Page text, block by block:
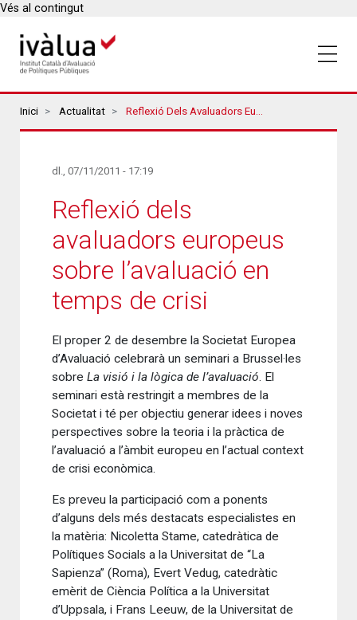
Vés al contingut
Breadcrumbs
Inici Actualitat Reflexió Dels Avaluadors Europeus Sobre L’avaluació En Temps De Crisi
dl., 07/11/2011 - 17:19
Reflexió dels
avaluadors europeus
sobre l’avaluació en
temps de crisi
El proper 2 de desembre la Societat Europea
d’Avaluació celebrarà un seminari a Brussel·les
sobre La visió i la lògica de l’avaluació. El
seminari està restringit a membres de la
Societat i té per objectiu generar idees i noves
perspectives sobre la teoria i la pràctica de
l’avaluació a l’àmbit europeu en l’actual context
de crisi econòmica.
Es preveu la participació com a ponents
d’alguns dels més destacats especialistes en
la matèria: Nicoletta Stame, catedràtica de
Polítiques Socials a la Universitat de “La
Sapienza” (Roma), Evert Vedug, catedràtic
emèrit de Ciència Política a la Universitat
d’Uppsala, i Frans Leeuw, de la Universitat de